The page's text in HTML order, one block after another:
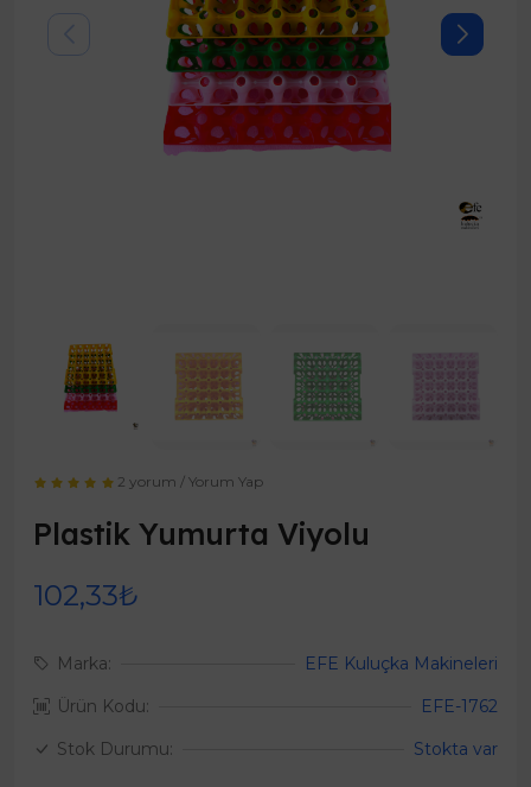
2 yorum /Yorum Yap
Plastik Yumurta Viyolu
102,33₺
Marka:
EFE Kuluçka Makineleri
Ürün Kodu:
EFE-1762
Stok Durumu:
Stokta var